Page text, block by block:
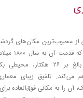
از محبوب‌ترین مکان‌های
استراسبورگ
پارک با مساحتی بالغ بر ۲۶
می‌کند. تلفیق زیبای
آن را به مکانی فوق‌العاده